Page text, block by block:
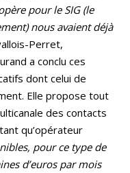
pour le SIG (le
nous avaient déjà
Perret,
a conclu ces
dont celui de
Elle propose tout
des contacts
qu’opérateur
pour ce type de
d’euros par mois